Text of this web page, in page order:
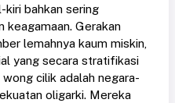
kiri bahkan sering
keagamaan. Gerakan
lemahnya kaum miskin,
yang secara stratifikasi
cilik adalah negara-
oligarki. Mereka